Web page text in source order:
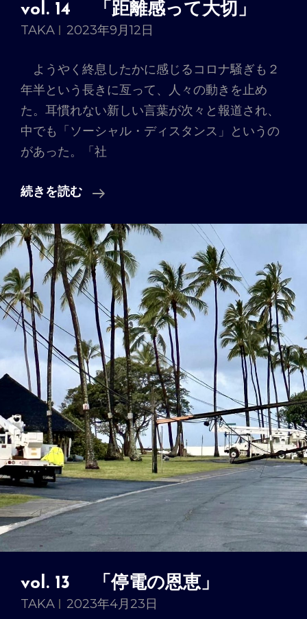
vol. 14 「距離感って大切」
TAKA 2023年9月12日
ようやく終息したかに感じるコロナ騒ぎも２
年半という長きに亙って、人々の動きを止め
た。耳慣れない新しい言葉が次々と報道され、
中でも「ソーシャル・ディスタンス」というの
があった。「社
続きを読む
Vol.
「距
離
感
っ
て
大
切」
vol. 13 「停電の恩恵」
TAKA 2023年4月23日